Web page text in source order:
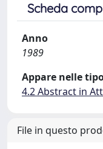
Scheda
Anno
1989
Appare nelle
4.2 Abstract in
File in questo